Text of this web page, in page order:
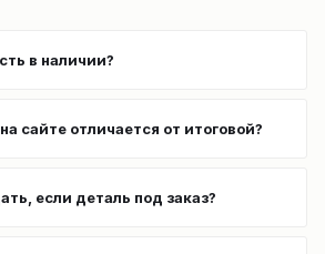
в наличии?
сайте отличается от итоговой?
если деталь под заказ?